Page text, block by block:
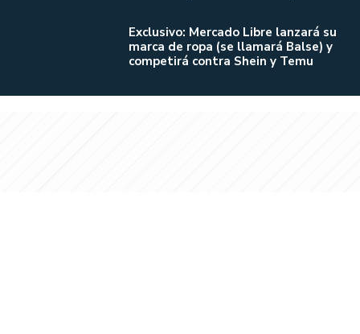
Exclusivo: Mercado Libre lanzará su
marca de ropa (se llamará Balse) y
competirá contra Shein y Temu